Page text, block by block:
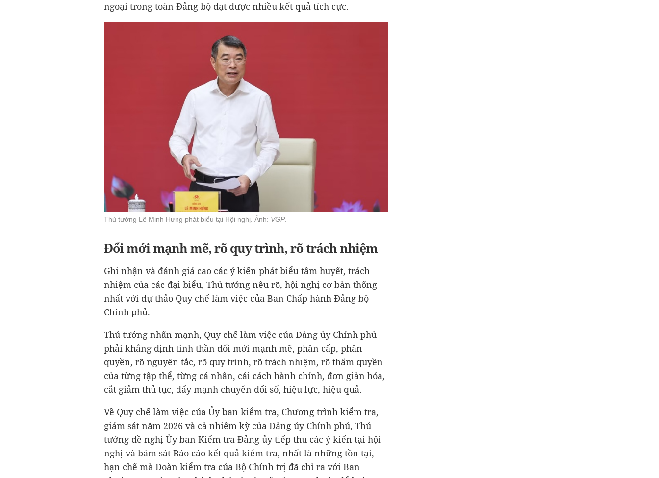
ngoại trong toàn Đảng bộ đạt được nhiều kết quả tích cực.
Thủ tướng Lê Minh Hưng phát biểu tại Hội nghị. Ảnh: VGP
Đổi mới mạnh mẽ, rõ quy trình, rõ trách nhiệm
Ghi nhận và đánh giá cao các ý kiến phát biểu tâm huyết, trách
nhiệm của các đại biểu, Thủ tướng nêu rõ, hội nghị cơ bản thống
nhất với dự thảo Quy chế làm việc của Ban Chấp hành Đảng bộ
Chính phủ.
Thủ tướng nhấn mạnh, Quy chế làm việc của Đảng ủy Chính phủ
phải khẳng định tinh thần đổi mới mạnh mẽ, phân cấp, phân
quyền, rõ nguyên tắc, rõ quy trình, rõ trách nhiệm, rõ thẩm quyền
của từng tập thể, từng cá nhân, cải cách hành chính, đơn giản hóa,
cắt giảm thủ tục, đẩy mạnh chuyển đổi số, hiệu lực, hiệu quả.
Về Quy chế làm việc của Ủy ban kiểm tra, Chương trình kiểm tra,
giám sát năm 2026 và cả nhiệm kỳ của Đảng ủy Chính phủ, Thủ
tướng đề nghị Ủy ban Kiểm tra Đảng ủy tiếp thu các ý kiến tại hội
nghị và bám sát Báo cáo kết quả kiểm tra, nhất là những tồn tại,
hạn chế mà Đoàn kiểm tra của Bộ Chính trị đã chỉ ra với Ban